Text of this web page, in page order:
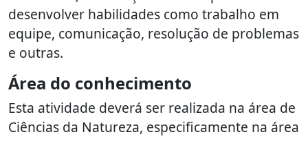
desenvolver habilidades como trabalho em
equipe, comunicação, resolução de problemas
e outras.
Área do conhecimento
Esta atividade deverá ser realizada na área de
Ciências da Natureza, especificamente na área